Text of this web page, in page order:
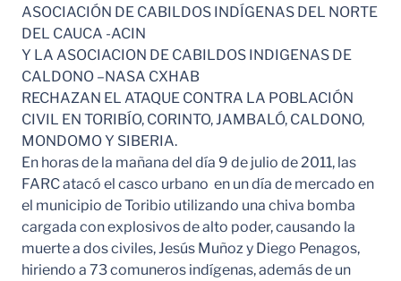
ASOCIACIÓN DE CABILDOS INDÍGENAS DEL NORTE
DEL CAUCA -ACIN
Y LA ASOCIACION DE CABILDOS INDIGENAS DE
CALDONO –NASA CXHAB
RECHAZAN EL ATAQUE CONTRA LA POBLACIÓN
CIVIL EN TORIBÍO, CORINTO, JAMBALÓ, CALDONO,
MONDOMO Y SIBERIA.
En horas de la mañana del día 9 de julio de 2011, las
FARC atacó el casco urbano en un día de mercado en
el municipio de Toribio utilizando una chiva bomba
cargada con explosivos de alto poder, causando la
muerte a dos civiles, Jesús Muñoz y Diego Penagos,
hiriendo a 73 comuneros indígenas, además de un